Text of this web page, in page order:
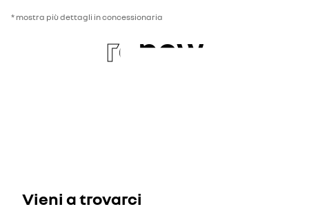
* mostra più dettagli in concessionaria
re new
Vieni a trovarci